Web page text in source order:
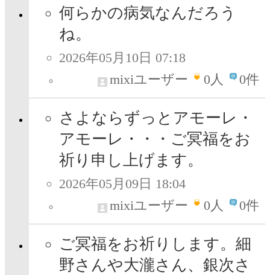
何らかの病気なんだろう
ね。
2026年05月10日 07:18
mixiユーザー
0人 0件
さよならずっとアモーレ・
アモーレ・・・ご冥福をお
祈り申し上げます。
2026年05月09日 18:04
mixiユーザー
0人 0件
ご冥福をお祈りします。細
野さんや大瀧さん、銀次さ